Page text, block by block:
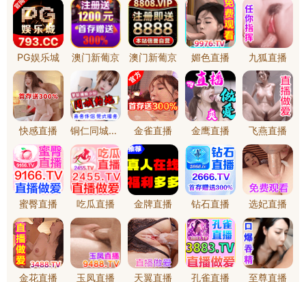
招标采购
招标和采购公告
更正公告
中标公告
中标公告
武进城区已建道